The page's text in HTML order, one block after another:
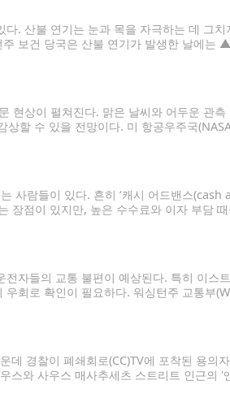
. 산불 연기는 눈과 목을 자극하는 데 그치
보건 당국은 산불 연기가 발생한 날에는
현상이 펼쳐진다. 맑은 날씨와 어두운 관측
할 수 있을 전망이다. 미 항공우주국
사람들이 있다. 흔히 ‘캐시 어드밴스(cash
장점이 있지만, 높은 수수료와 이자 부담 때
자들의 교통 불편이 예상된다. 특히 이스
회로 확인이 필요하다. 워싱턴주 교통부
경찰이 폐쇄회로(CC)TV에 포착된 용의
스와 사우스 매사추세츠 스트리트 인근의 '